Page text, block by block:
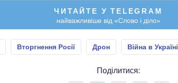
ЧИТАЙТЕ У TELEGRAM
найважливіше від «Слово і діло»
Вторгнення Росії Дрон Війна в Україні
Поділитися: